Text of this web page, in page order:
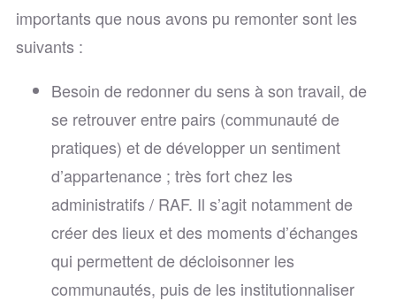
importants que nous avons pu remonter sont les
suivants :
Besoin de redonner du sens à son travail, de
se retrouver entre pairs (communauté de
pratiques) et de développer un sentiment
d’appartenance ; très fort chez les
administratifs / RAF. Il s’agit notamment de
créer des lieux et des moments d’échanges
qui permettent de décloisonner les
communautés, puis de les institutionnaliser